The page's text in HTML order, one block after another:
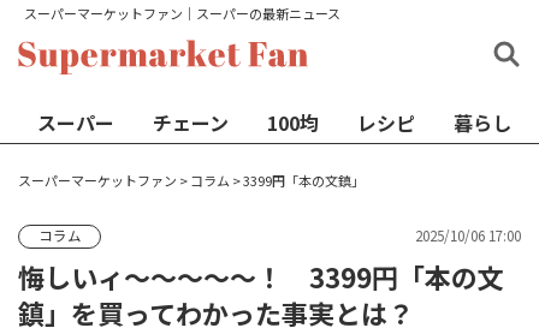
スーパーマーケットファン│スーパーの最新ニュース
スーパー チェーン 100均 レシピ 暮らし
スーパーマーケットファン >コラム >3399円「本の文鎮」
コラム 2025/10/06 17:00
悔しいィ～～～～～！ 3399円「本の文
鎮」を買ってわかった事実とは？